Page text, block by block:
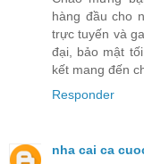
hàng đầu cho
trực tuyến và
đại, bảo mật
kết mang đến
Responder
nha cai ca